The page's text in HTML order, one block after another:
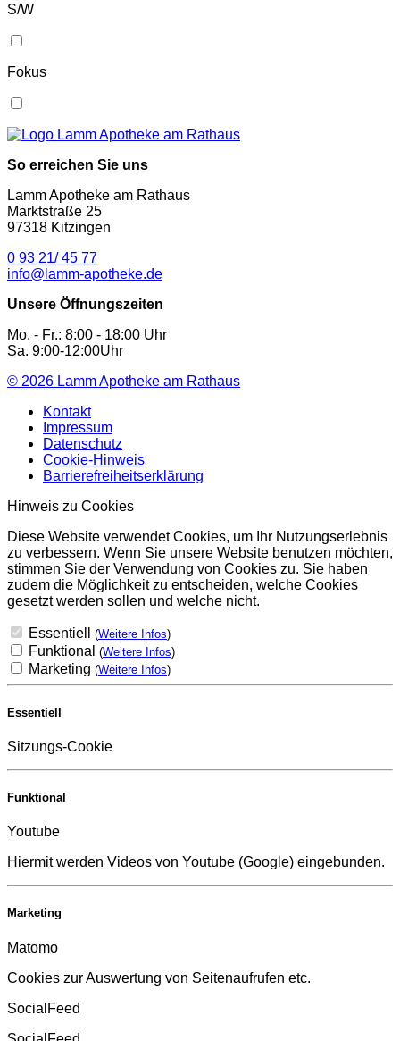
S/W
Fokus
So erreichen Sie uns
Lamm Apotheke am Rathaus
Marktstraße 25
97318 Kitzingen
0 93 21/ 45 77
info@lamm-apotheke.de
Unsere Öffnungszeiten
Mo. - Fr.: 8:00 - 18:00 Uhr
Sa. 9:00-12:00Uhr
© 2026 Lamm Apotheke am Rathaus
Kontakt
Impressum
Datenschutz
Cookie-Hinweis
Barrierefreiheitserklärung
Hinweis zu Cookies
Diese Website verwendet Cookies, um Ihr Nutzungserlebnis
zu verbessern. Wenn Sie unsere Website benutzen möchten,
stimmen Sie der Verwendung von Cookies zu. Sie haben
zudem die Möglichkeit zu entscheiden, welche Cookies
gesetzt werden sollen und welche nicht.
Essentiell (Weitere Infos)
Funktional (Weitere Infos)
Marketing (Weitere Infos)
Essentiell
Sitzungs-Cookie
Funktional
Youtube
Hiermit werden Videos von Youtube (Google) eingebunden.
Marketing
Matomo
Cookies zur Auswertung von Seitenaufrufen etc.
SocialFeed